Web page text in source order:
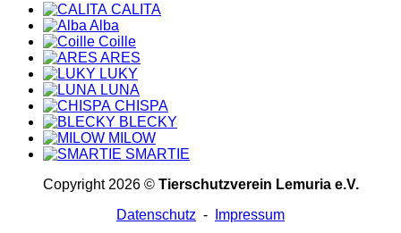
CALITA
Alba
Coille
ARES
LUKY
LUNA
CHISPA
BLECKY
MILOW
SMARTIE
Copyright 2026 © Tierschutzverein Lemuria e.V.
Datenschutz -
Impressum